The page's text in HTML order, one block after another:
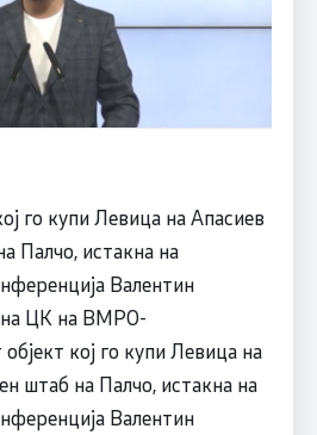
го купи Левица на Апасиев
Палчо, истакна на
Валентин
на ЦК на ВМРО-
кој го купи Левица на
штаб на Палчо, истакна на
Валентин